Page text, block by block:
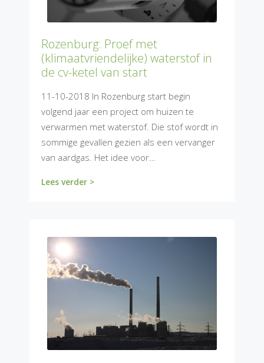
Rozenburg: Proef met
(klimaatvriendelijke) waterstof in
de cv-ketel van start
11-10-2018 In Rozenburg start begin
volgend jaar een project om huizen te
verwarmen met waterstof. Die stof wordt in
sommige gevallen gezien als een vervanger
van aardgas. Het idee voor…
Lees verder >